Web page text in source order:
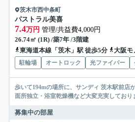
茨木市西中条町
パストラル美喜
7.4万円 管理/共益費4,000円
26.74㎡ (1R) /築7年 /3階建
東海道本線「茨木」駅 徒歩5分
大阪モノ
駐輪場 オートロック 光ファイバー
歩いて194mの場所に、サンディ 茨木駅前店
面所独立・浴室乾燥機など大変充実しており
募集中の部屋